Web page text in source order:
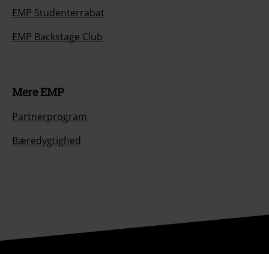
EMP Studenterrabat
EMP Backstage Club
Mere EMP
Partnerprogram
Bæredygtighed